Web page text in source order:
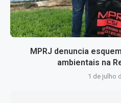
MPRJ denuncia
ambientais na
1 de julho